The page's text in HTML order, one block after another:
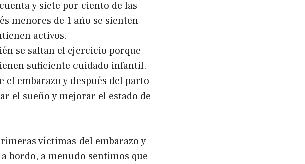
y siete por ciento de las
menores de 1 año se sienten
activos.
se saltan el ejercicio porque
suficiente cuidado infantil.
embarazo y después del parto
el sueño y mejorar el estado de
víctimas del embarazo y
bordo, a menudo sentimos que